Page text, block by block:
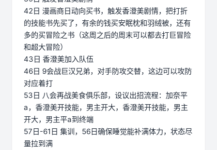
42日 漫画商日动向买书，触发香澄美剧情，把打折
的技能书先买了，有余的钱买安眠枕和羽绒被，还有
多的买冒险之书（这周之后的周末可以都去打巨冒险
和超大冒险）
43日 香澄美加入队伍
46日 9会战巨汉兄弟，对手防攻交替，这边可以攻防
对应着打
53日 八会再战美食俱乐部，设议出招流程：加奈平
a，香澄美开技能，男主开大，香澄美开技能，男主
开大，男主平a到终端
57日-61日 集训，56日确保睡觉能补满体力，状态尽
量拉到满